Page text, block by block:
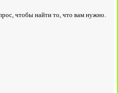
чтобы найти то, что вам нужно.